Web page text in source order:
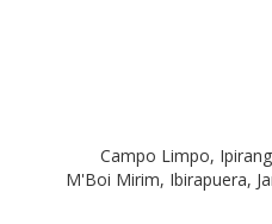
Campo Limpo,
M'Boi Mirim, Ibirapuera,